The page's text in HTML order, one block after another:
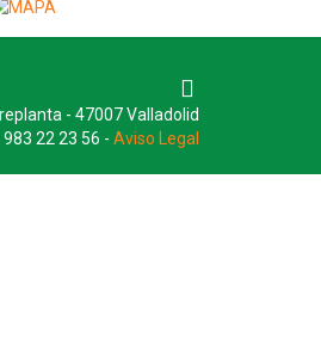
- 47007 Valladolid
22 23 56 - Aviso Legal